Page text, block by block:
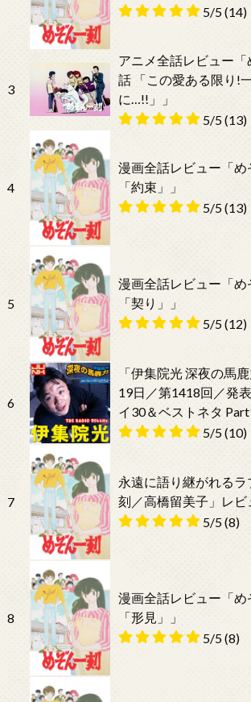
5/5(14)
3
アニメ全話レビュー
話 「この愛ある限り!
に…!!」」
5/5(13)
4
漫画全話レビュー「
「約束」」
5/5(13)
5
漫画全話レビュー「
「契り」」
5/5(12)
6
「伊集院光 深夜の馬
19日／第1418回／発
イ30＆ベストネタ
5/5(10)
7
永遠に語り継がれる
刻／高橋留美子」レビ
5/5(8)
8
漫画全話レビュー「
「形見」」
5/5(8)